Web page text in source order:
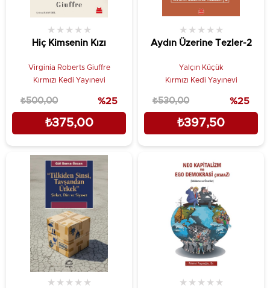
Hiç Kimsenin Kızı
★ ★ ★ ★ ★
Virginia Roberts Giuffre
Kırmızı Kedi Yayınevi
₺375,00
₺500,00 %25
Aydın Üzerine Tezler-2
★ ★ ★ ★ ★
Yalçın Küçük
Kırmızı Kedi Yayınevi
₺397,50
₺530,00 %25
★ ★ ★ ★ ★ ★ ★ ★ ★ ★